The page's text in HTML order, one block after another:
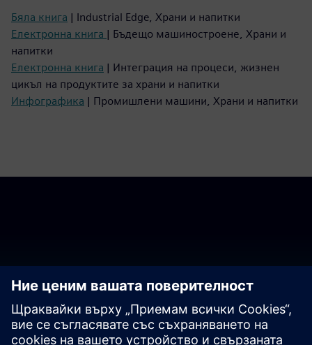
Бяла книга | Industrial Edge, Храни и напитки
Електронна книга | Бъдещо машиностроене, Храни и
напитки
Електронна книга | Интеграция на процеси, жизнен
цикъл на продуктите за храни и напитки
Инфографика | Промишлени машини, Храни и напитки
Да поговорим!
Свържете се с въпроси или коментари. Тук сме, за да